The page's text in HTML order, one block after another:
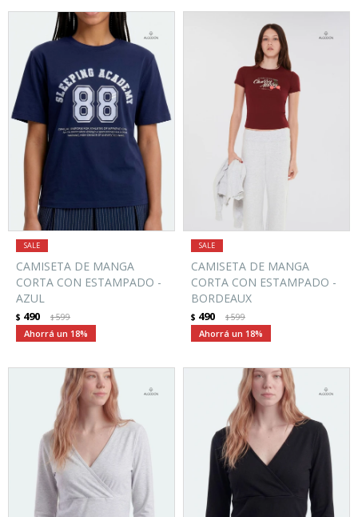
CAMISETA DE MANGA
CORTA CON ESTAMPADO -
AZUL
$ 490 $599
18
CAMISETA DE MANGA
CORTA CON ESTAMPADO -
BORDEAUX
$ 490 $599
18